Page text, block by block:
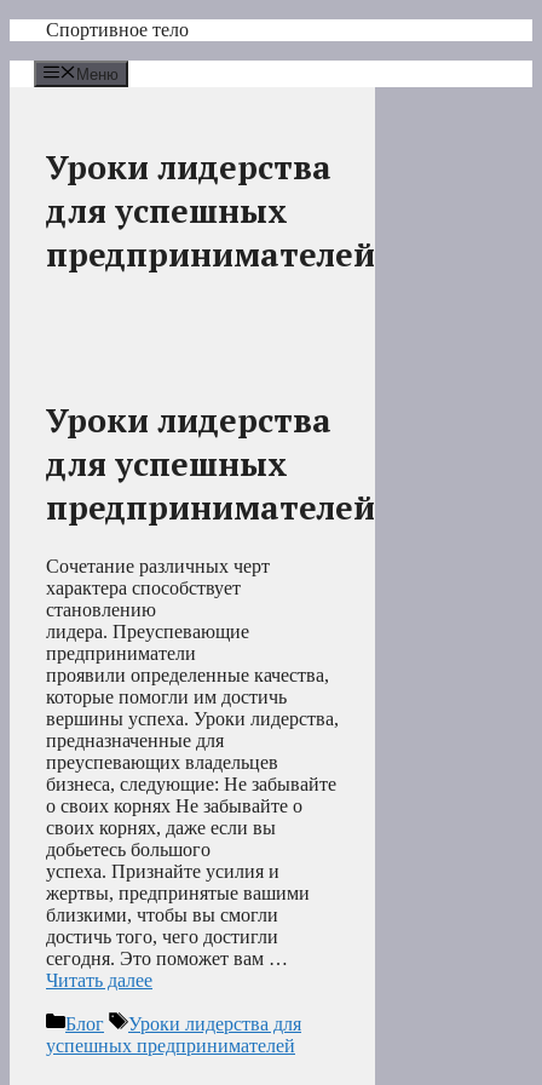
Перейти
содержимому
Спортивное тело
Меню
Уроки лидерства
для успешных
предпринимателей
Уроки лидерства
для успешных
предпринимателей
Сочетание различных черт
характера способствует
становлению
лидера. Преуспевающие
предприниматели
проявили определенные качества,
которые помогли им достичь
вершины успеха. Уроки лидерства,
предназначенные для
преуспевающих владельцев
бизнеса, следующие: Не забывайте
о своих корнях Не забывайте о
своих корнях, даже если вы
добьетесь большого
успеха. Признайте усилия и
жертвы, предпринятые вашими
близкими, чтобы вы смогли
достичь того, чего достигли
сегодня. Это поможет вам …
Читать далее
Рубрики
Блог Метки
Уроки лидерства для
успешных предпринимателей